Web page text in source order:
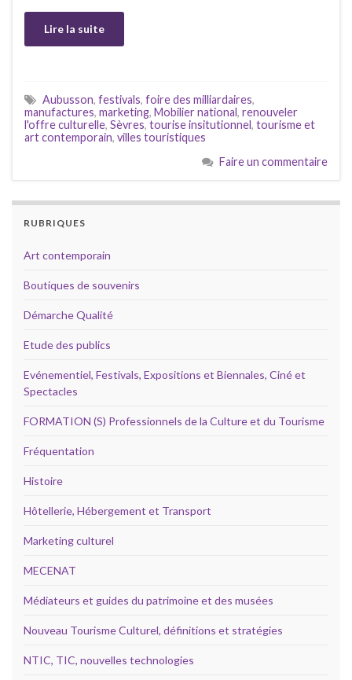
Lire la suite
Aubusson, festivals, foire des milliardaires,
manufactures, marketing, Mobilier national, renouveler
l'offre culturelle, Sèvres, tourise insitutionnel, tourisme et
art contemporain, villes touristiques
Faire un commentaire
RUBRIQUES
Art contemporain
Boutiques de souvenirs
Démarche Qualité
Etude des publics
Evénementiel, Festivals, Expositions et Biennales, Ciné et
Spectacles
FORMATION (S) Professionnels de la Culture et du Tourisme
Fréquentation
Histoire
Hôtellerie, Hébergement et Transport
Marketing culturel
MECENAT
Médiateurs et guides du patrimoine et des musées
Nouveau Tourisme Culturel, définitions et stratégies
NTIC, TIC, nouvelles technologies